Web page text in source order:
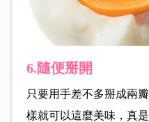
6.隨便掰開
只要用手差不多掰成兩
樣就可以這麼美味，真是